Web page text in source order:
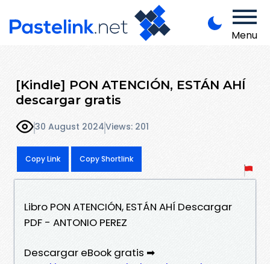
Menu
[Kindle] PON ATENCIÓN, ESTÁN AHÍ
descargar gratis
30 August 2024Views: 201
Copy Link Copy Shortlink
Libro PON ATENCIÓN, ESTÁN AHÍ Descargar
PDF - ANTONIO PEREZ
Descargar eBook gratis ➡